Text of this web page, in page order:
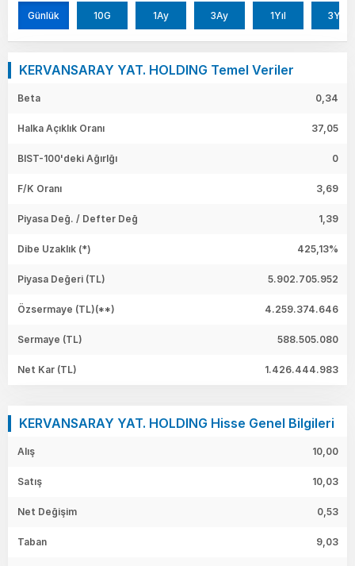
Günlük 10G 1Ay 3Ay 1Yıl 3Yıl
KERVANSARAY YAT. HOLDING Temel Veriler
Beta 0,34
Halka Açıklık Oranı 37,05
BIST-100'deki Ağırlğı 0
F/K Oranı 3,69
Piyasa Değ. / Defter Değ 1,39
Dibe Uzaklık (*) 425,13%
Piyasa Değeri (TL) 5.902.705.952
Özsermaye (TL)(**) 4.259.374.646
Sermaye (TL) 588.505.080
Net Kar (TL) 1.426.444.983
KERVANSARAY YAT. HOLDING Hisse Genel Bilgileri
Alış 10,00
Satış 10,03
Net Değişim 0,53
Taban 9,03